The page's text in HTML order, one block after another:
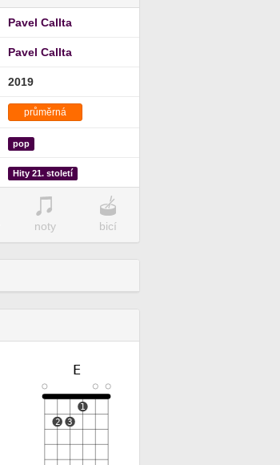
Pavel Callta
Pavel Callta
2019
průměrná
pop
Hity 21. století
noty bicí
E
2 3
1